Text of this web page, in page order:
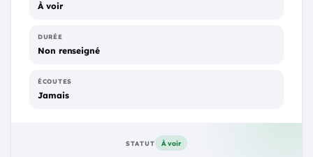
À voir
DURÉE
Non renseigné
ÉCOUTES
Jamais
STATUT À voir